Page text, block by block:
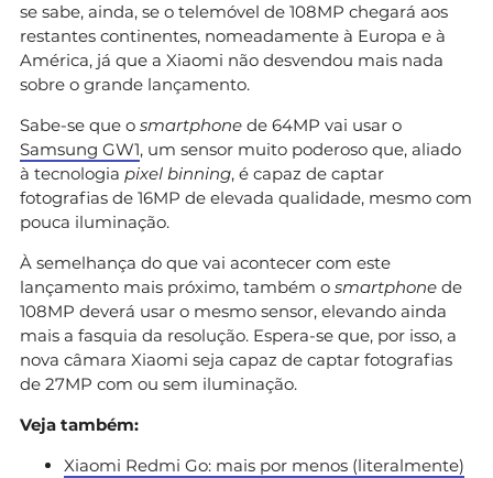
se sabe, ainda, se o telemóvel de 108MP chegará aos
restantes continentes, nomeadamente à Europa e à
América, já que a Xiaomi não desvendou mais nada
sobre o grande lançamento.
Sabe-se que o smartphone de 64MP vai usar o
Samsung GW1, um sensor muito poderoso que, aliado
à tecnologia pixel binning, é capaz de captar
fotografias de 16MP de elevada qualidade, mesmo com
pouca iluminação.
À semelhança do que vai acontecer com este
lançamento mais próximo, também o smartphone de
108MP deverá usar o mesmo sensor, elevando ainda
mais a fasquia da resolução. Espera-se que, por isso, a
nova câmara Xiaomi seja capaz de captar fotografias
de 27MP com ou sem iluminação.
Veja também:
Xiaomi Redmi Go: mais por menos (literalmente)